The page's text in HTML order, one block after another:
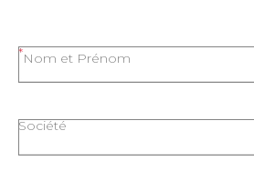
Nom et Prénom
Société